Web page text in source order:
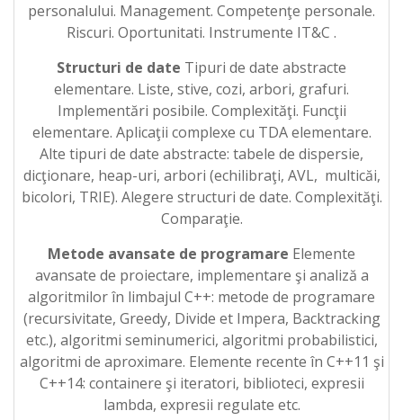
personalului. Management. Competenţe personale.
Riscuri. Oportunitati. Instrumente IT&C .
Structuri de date Tipuri de date abstracte
elementare. Liste, stive, cozi, arbori, grafuri.
Implementări posibile. Complexităţi. Funcţii
elementare. Aplicaţii complexe cu TDA elementare.
Alte tipuri de date abstracte: tabele de dispersie,
dicţionare, heap-uri, arbori (echilibraţi, AVL, multicăi,
bicolori, TRIE). Alegere structuri de date. Complexităţi.
Comparaţie.
Metode avansate de programare Elemente
avansate de proiectare, implementare şi analiză a
algoritmilor în limbajul C++: metode de programare
(recursivitate, Greedy, Divide et Impera, Backtracking
etc.), algoritmi seminumerici, algoritmi probabilistici,
algoritmi de aproximare. Elemente recente în C++11 şi
C++14: containere şi iteratori, biblioteci, expresii
lambda, expresii regulate etc.